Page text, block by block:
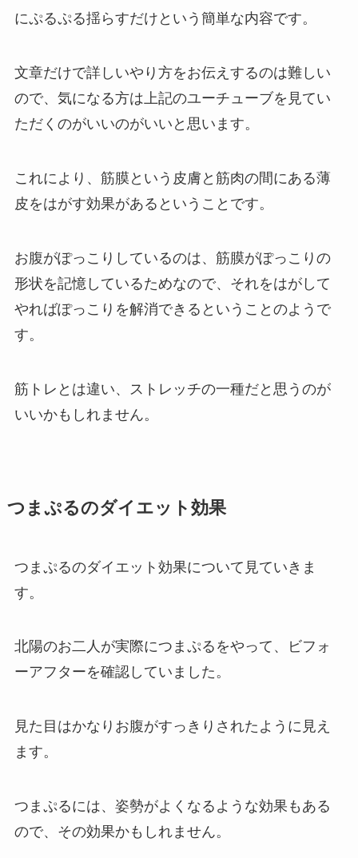
にぷるぷる揺らすだけという簡単な内容です。
文章だけで詳しいやり方をお伝えするのは難しい
ので、気になる方は上記のユーチューブを見てい
ただくのがいいのがいいと思います。
これにより、筋膜という皮膚と筋肉の間にある薄
皮をはがす効果があるということです。
お腹がぽっこりしているのは、筋膜がぽっこりの
形状を記憶しているためなので、それをはがして
やればぽっこりを解消できるということのようで
す。
筋トレとは違い、ストレッチの一種だと思うのが
いいかもしれません。
つまぷるのダイエット効果
つまぷるのダイエット効果について見ていきま
す。
北陽のお二人が実際につまぷるをやって、ビフォ
ーアフターを確認していました。
見た目はかなりお腹がすっきりされたように見え
ます。
つまぷるには、姿勢がよくなるような効果もある
ので、その効果かもしれません。